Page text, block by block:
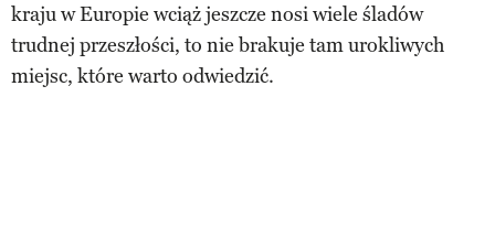
kraju w Europie wciąż jeszcze nosi wiele śladów
trudnej przeszłości, to nie brakuje tam urokliwych
miejsc, które warto odwiedzić.